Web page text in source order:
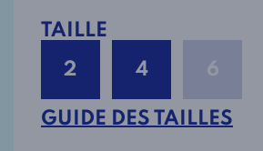
TAILLE
2
4 6
GUIDE DES TAILLES